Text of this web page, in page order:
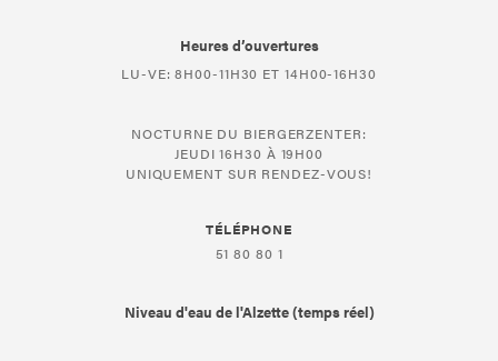
Heures d’ouvertures
LU-VE: 8H00-11H30 ET 14H00-16H30
NOCTURNE DU BIERGERZENTER:
JEUDI 16H30 À 19H00
UNIQUEMENT SUR RENDEZ-VOUS!
TÉLÉPHONE
51 80 80 1
Niveau d'eau de l'Alzette (temps réel)